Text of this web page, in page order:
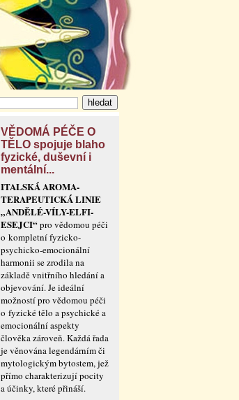
VĚDOMÁ PÉČE O
TĚLO spojuje blaho
fyzické, duševní i
mentální...
ITALSKÁ AROMA-
TERAPEUTICKÁ LINIE
„ANDĚLÉ-VÍLY-ELFI-
ESEJCI“pro vědomou péči
o kompletní fyzicko-
psychicko-emocionální
harmonii se zrodila na
základě vnitřního hledání a
objevování. Je ideální
možností pro vědomou péči
o fyzické tělo a psychické a
emocionální aspekty
člověka zároveň. Každá řada
je věnována legendárním či
mytologickým bytostem, jež
přímo charakterizují pocity
a účinky, které přináší.